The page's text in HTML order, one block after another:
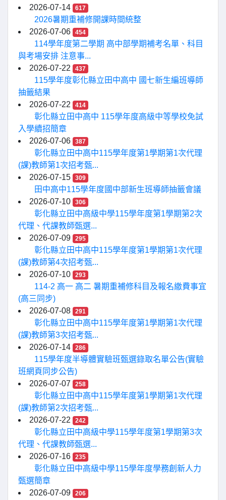
2026-07-14
617
2026暑期重補修開課時間統整
2026-07-06
454
114學年度第二學期 高中部學期補考名單、科目
與考場安排 注意事...
2026-07-22
437
115學年度彰化縣立田中高中 國七新生編班導師
抽籤結果
2026-07-22
414
彰化縣立田中高中 115學年度高級中等學校免試
入學續招簡章
2026-07-06
387
彰化縣立田中高中115學年度第1學期第1次代理
(課)教師第1次招考甄...
2026-07-15
309
田中高中115學年度國中部新生班導師抽籤會議
2026-07-10
306
彰化縣立田中高級中學115學年度第1學期第2次
代理、代課教師甄選...
2026-07-09
295
彰化縣立田中高中115學年度第1學期第1次代理
(課)教師第4次招考甄...
2026-07-10
293
114-2 高一 高二 暑期重補修科目及報名繳費事宜
(高三同步)
2026-07-08
291
彰化縣立田中高中115學年度第1學期第1次代理
(課)教師第3次招考甄...
2026-07-14
286
115學年度半導體實驗班甄選錄取名單公告(實驗
班網頁同步公告)
2026-07-07
258
彰化縣立田中高中115學年度第1學期第1次代理
(課)教師第2次招考甄...
2026-07-22
242
彰化縣立田中高級中學115學年度第1學期第3次
代理、代課教師甄選...
2026-07-16
235
彰化縣立田中高級中學115學年度學務創新人力
甄選簡章
2026-07-09
206